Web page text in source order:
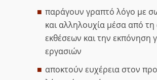
παράγουν γραπτό λόγο με
και αλληλουχία μέσα από
εκθέσεων και την εκπόνηση
εργασιών
αποκτούν ευχέρεια στον